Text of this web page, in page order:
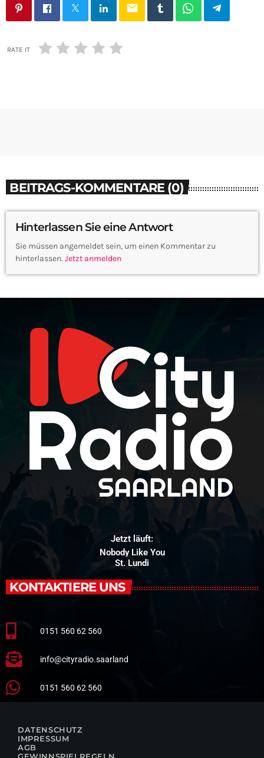
email
RATE IT
BEITRAGS-KOMMENTARE (0)
Hinterlassen Sie eine Antwort
Sie müssen angemeldet sein, um einen Kommentar zu
hinterlassen. Jetzt anmelden
Jetzt läuft:
Nobody Like You
St. Lundi
KONTAKTIERE UNS
0151 560 62 560
info@cityradio.saarland
0151 560 62 560
DATENSCHUTZ
IMPRESSUM
AGB